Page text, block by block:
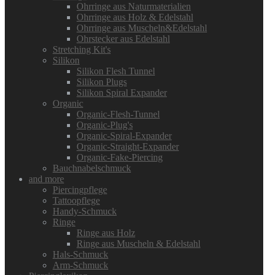
Ohrringe aus Naturmaterialien
Ohrringe aus Holz & Edelstahl
Ohrringe aus Muscheln&Edelstahl
Ohrstecker aus Edelstahl
Stretching Kit's
Silikon
Silikon Flesh Tunnel
Silikon Plugs
Silikon Spiral Expander
Organic
Organic-Flesh-Tunnel
Organic-Plug's
Organic-Spiral-Expander
Organic-Straight-Expander
Organic-Fake-Piercing
Bauchnabelschmuck
and more
Piercingpflege
Tattoopflege
Handy-Schmuck
Ringe
Ringe aus Holz
Ringe aus Muscheln & Edelstahl
Hals-Schmuck
Arm-Schmuck